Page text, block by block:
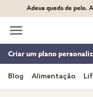
Adeus queda de pelo.
Criar um plano
Blog Alimentação